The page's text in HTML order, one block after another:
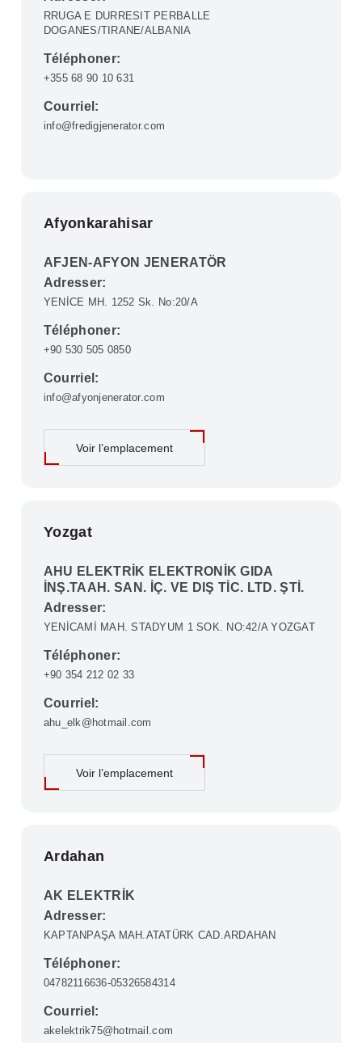
RRUGA E DURRESIT PERBALLE
DOGANES/TIRANE/ALBANIA
Téléphoner:
+355 68 90 10 631
Courriel:
info@fredigjenerator.com
Afyonkarahisar
AFJEN-AFYON JENERATÖR
Adresser:
YENİCE MH. 1252 Sk. No:20/A
Téléphoner:
+90 530 505 0850
Courriel:
info@afyonjenerator.com
Voir l’emplacement
Yozgat
AHU ELEKTRİK ELEKTRONİK GIDA
İNŞ.TAAH. SAN. İÇ. VE DIŞ TİC. LTD. ŞTİ.
Adresser:
YENİCAMİ MAH. STADYUM 1 SOK. NO:42/A YOZGAT
Téléphoner:
+90 354 212 02 33
Courriel:
ahu_elk@hotmail.com
Voir l’emplacement
Ardahan
AK ELEKTRİK
Adresser:
KAPTANPAŞA MAH.ATATÜRK CAD.ARDAHAN
Téléphoner:
04782116636-05326584314
Courriel:
akelektrik75@hotmail.com